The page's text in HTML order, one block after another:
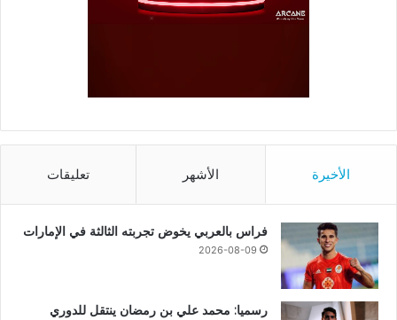
الأخيرة الأشهر تعليقات
فراس بالعربي يخوض تجربته الثالثة في الإمارات
2026-08-09
رسميا: محمد علي بن رمضان ينتقل للدوري